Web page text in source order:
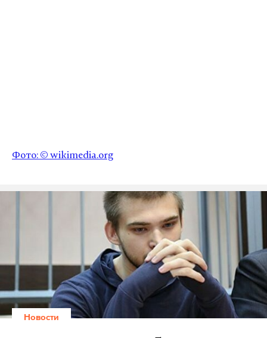
Фото: © wikimedia.org
Новости